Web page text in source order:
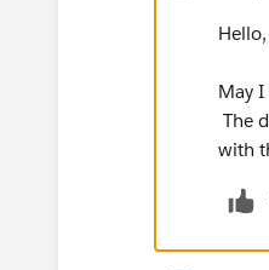
</
Why data
Hello,
May
The
with